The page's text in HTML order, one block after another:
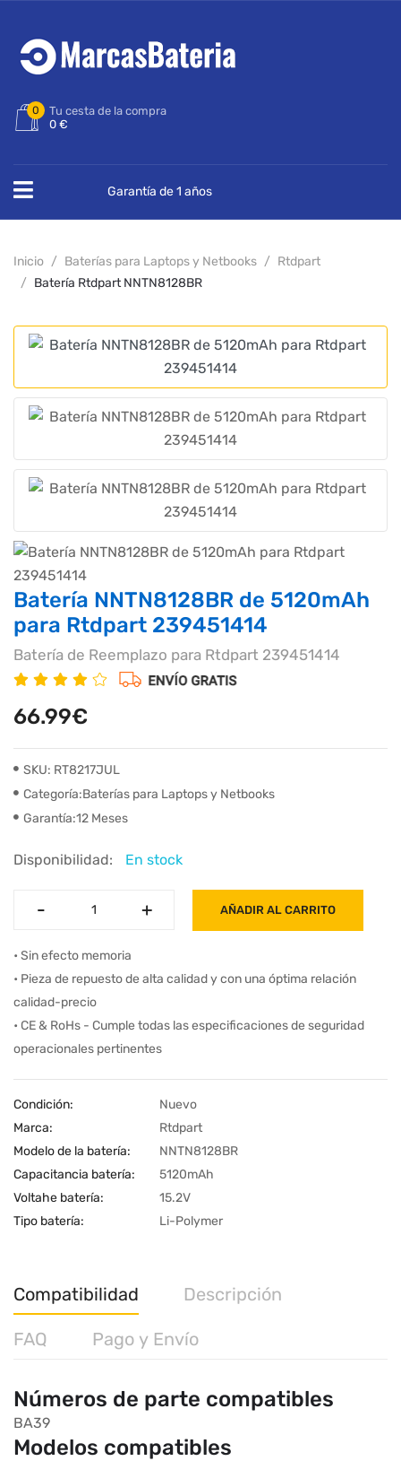
0
Tu cesta de la compra
0 €
Garantía de 1 años
Inicio Baterías para Laptops y Netbooks
Rtdpart
Batería Rtdpart NNTN8128BR
Batería NNTN8128BR de 5120mAh
para Rtdpart 239451414
Batería de Reemplazo para Rtdpart 239451414
66.99€
SKU: RT8217JUL
Categoría:Baterías para Laptops y Netbooks
Garantía:12 Meses
Disponibilidad: En stock
- +
- + AÑADIR AL CARRITO
• Sin efecto memoria
• Pieza de repuesto de alta calidad y con una óptima relación
calidad-precio
• CE & RoHs - Cumple todas las especificaciones de seguridad
operacionales pertinentes
Condición:
Nuevo
Marca:
Rtdpart
Modelo de la batería:
NNTN8128BR
Capacitancia batería:
5120mAh
Voltahe batería:
15.2V
Tipo batería:
Li-Polymer
Compatibilidad Descripción
FAQ Pago y Envío
Números de parte compatibles
BA39
Modelos compatibles